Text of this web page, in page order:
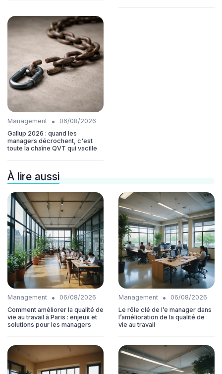
Management •
06/08/2026
Gallup 2026 : quand les
managers décrochent, c'est
toute la chaîne QVT qui vacille
À lire aussi
Management •
06/08/2026
Comment améliorer la qualité de
vie au travail à Paris : enjeux et
solutions pour les managers
Management •
06/08/2026
Le rôle clé de l’e manager dans
l’amélioration de la qualité de
vie au travail